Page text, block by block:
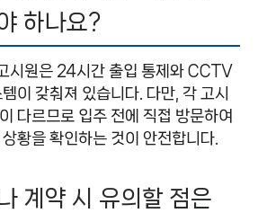
하나요?
시원은 24시간 출입 통제와 CCTV
이 갖춰져 있습니다. 다만, 각 고시
다르므로 입주 전에 직접 방문하여
황을 확인하는 것이 안전합니다.
계약 시 유의할 점은